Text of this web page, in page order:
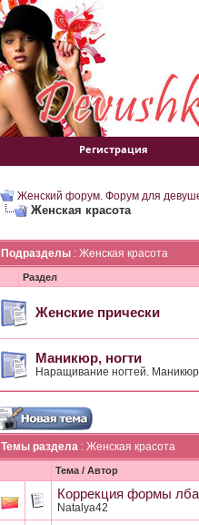
Регистрация
Женский форум. Форум для
Женская красота
Подразделы : Женская красота
Раздел
Женские прически
Маникюр, ногти
Наращивание ногтей.
Темы раздела : Женская красота
Тема / Автор
Коррекция формы
Natalya42